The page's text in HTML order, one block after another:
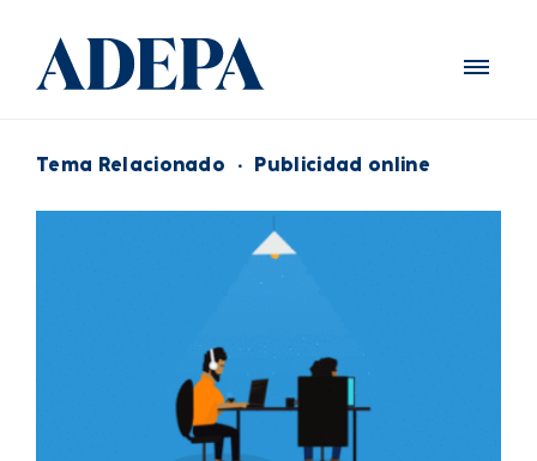
Tema Relacionado · Publicidad online